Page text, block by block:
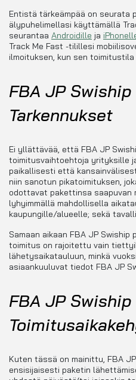
Entistä tärkeämpää on seurata
älypuhelimellasi käyttämällä
seurantaa Androidille ja
Track Me Fast -tilillesi
ilmoituksen, kun sen
FBA JP
Tarkennukset
Ei yllättävää, että FBA JP
toimitusvaihtoehtoja yrityksille
paikallisesti että
niin sanotun pikatoimituksen,
odottavat pakettinsa saapuvan
lyhyimmällä mahdollisella
kaupungille/alueelle; sekä
Samaan aikaan FBA JP Swiship
toimitus on rajoitettu vain
lähetysaikatauluun, minkä
asiaankuuluvat tiedot FBA JP
FBA JP Swiship
Kuten tässä on mainittu, FBA
ensisijaisesti paketin